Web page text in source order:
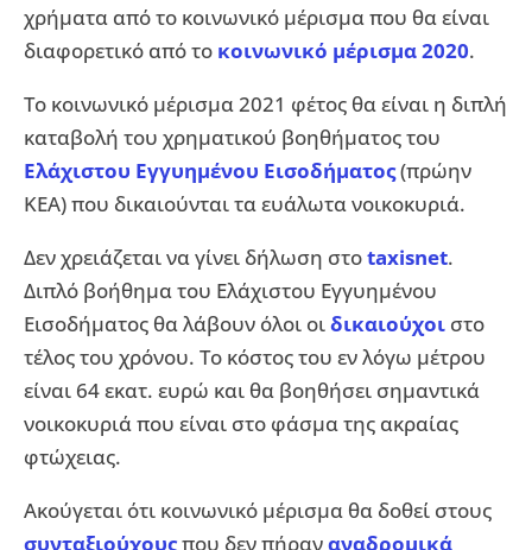
χρήματα από το κοινωνικό μέρισμα που θα είναι
διαφορετικό από το κοινωνικό μέρισμα 2020.
Το κοινωνικό μέρισμα 2021 φέτος θα είναι η διπλή
καταβολή του χρηματικού βοηθήματος του
Ελάχιστου Εγγυημένου Εισοδήματος(πρώην
ΚΕΑ) που δικαιούνται τα ευάλωτα νοικοκυριά.
Δεν χρειάζεται να γίνει δήλωση στοtaxisnet.
Διπλό βοήθημα του Ελάχιστου Εγγυημένου
Εισοδήματος θα λάβουν όλοι οιδικαιούχοι στο
τέλος του χρόνου. Το κόστος του εν λόγω μέτρου
είναι 64 εκατ. ευρώ και θα βοηθήσει σημαντικά
νοικοκυριά που είναι στο φάσμα της ακραίας
φτώχειας.
Ακούγεται ότι κοινωνικό μέρισμα θα δοθεί στους
συνταξιούχουςπου δεν πήραναναδρομικά